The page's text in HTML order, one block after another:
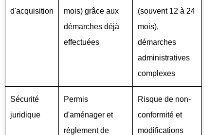
d'acquisition
mois) grâce aux
démarches déjà
effectuées
(souvent 12 à 24
mois),
démarches
administratives
complexes
Sécurité
juridique
Permis
d'aménager et
règlement de
Risque de non-
conformité et
modifications